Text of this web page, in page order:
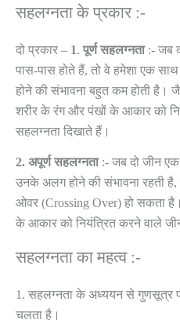
सहलग्नता के प्रकार :-
दो प्रकार – 1. पूर्ण सहलग्नता:- जब
पास-पास होते हैं, तो वे हमेशा एक
होने की संभावना बहुत कम होती है।
शरीर के रंग और पंखों के आकार को
सहलग्नता दिखाते हैं।
2. अपूर्ण सहलग्नता:- जब दो जीन एक
उनके अलग होने की संभावना रहती है,
ओवर (Crossing Over) हो सकता
के आकार को नियंत्रित करने वाले
सहलग्नता का महत्व :-
1. सहलग्नता के अध्ययन से गुणसूत्र
चलता है।